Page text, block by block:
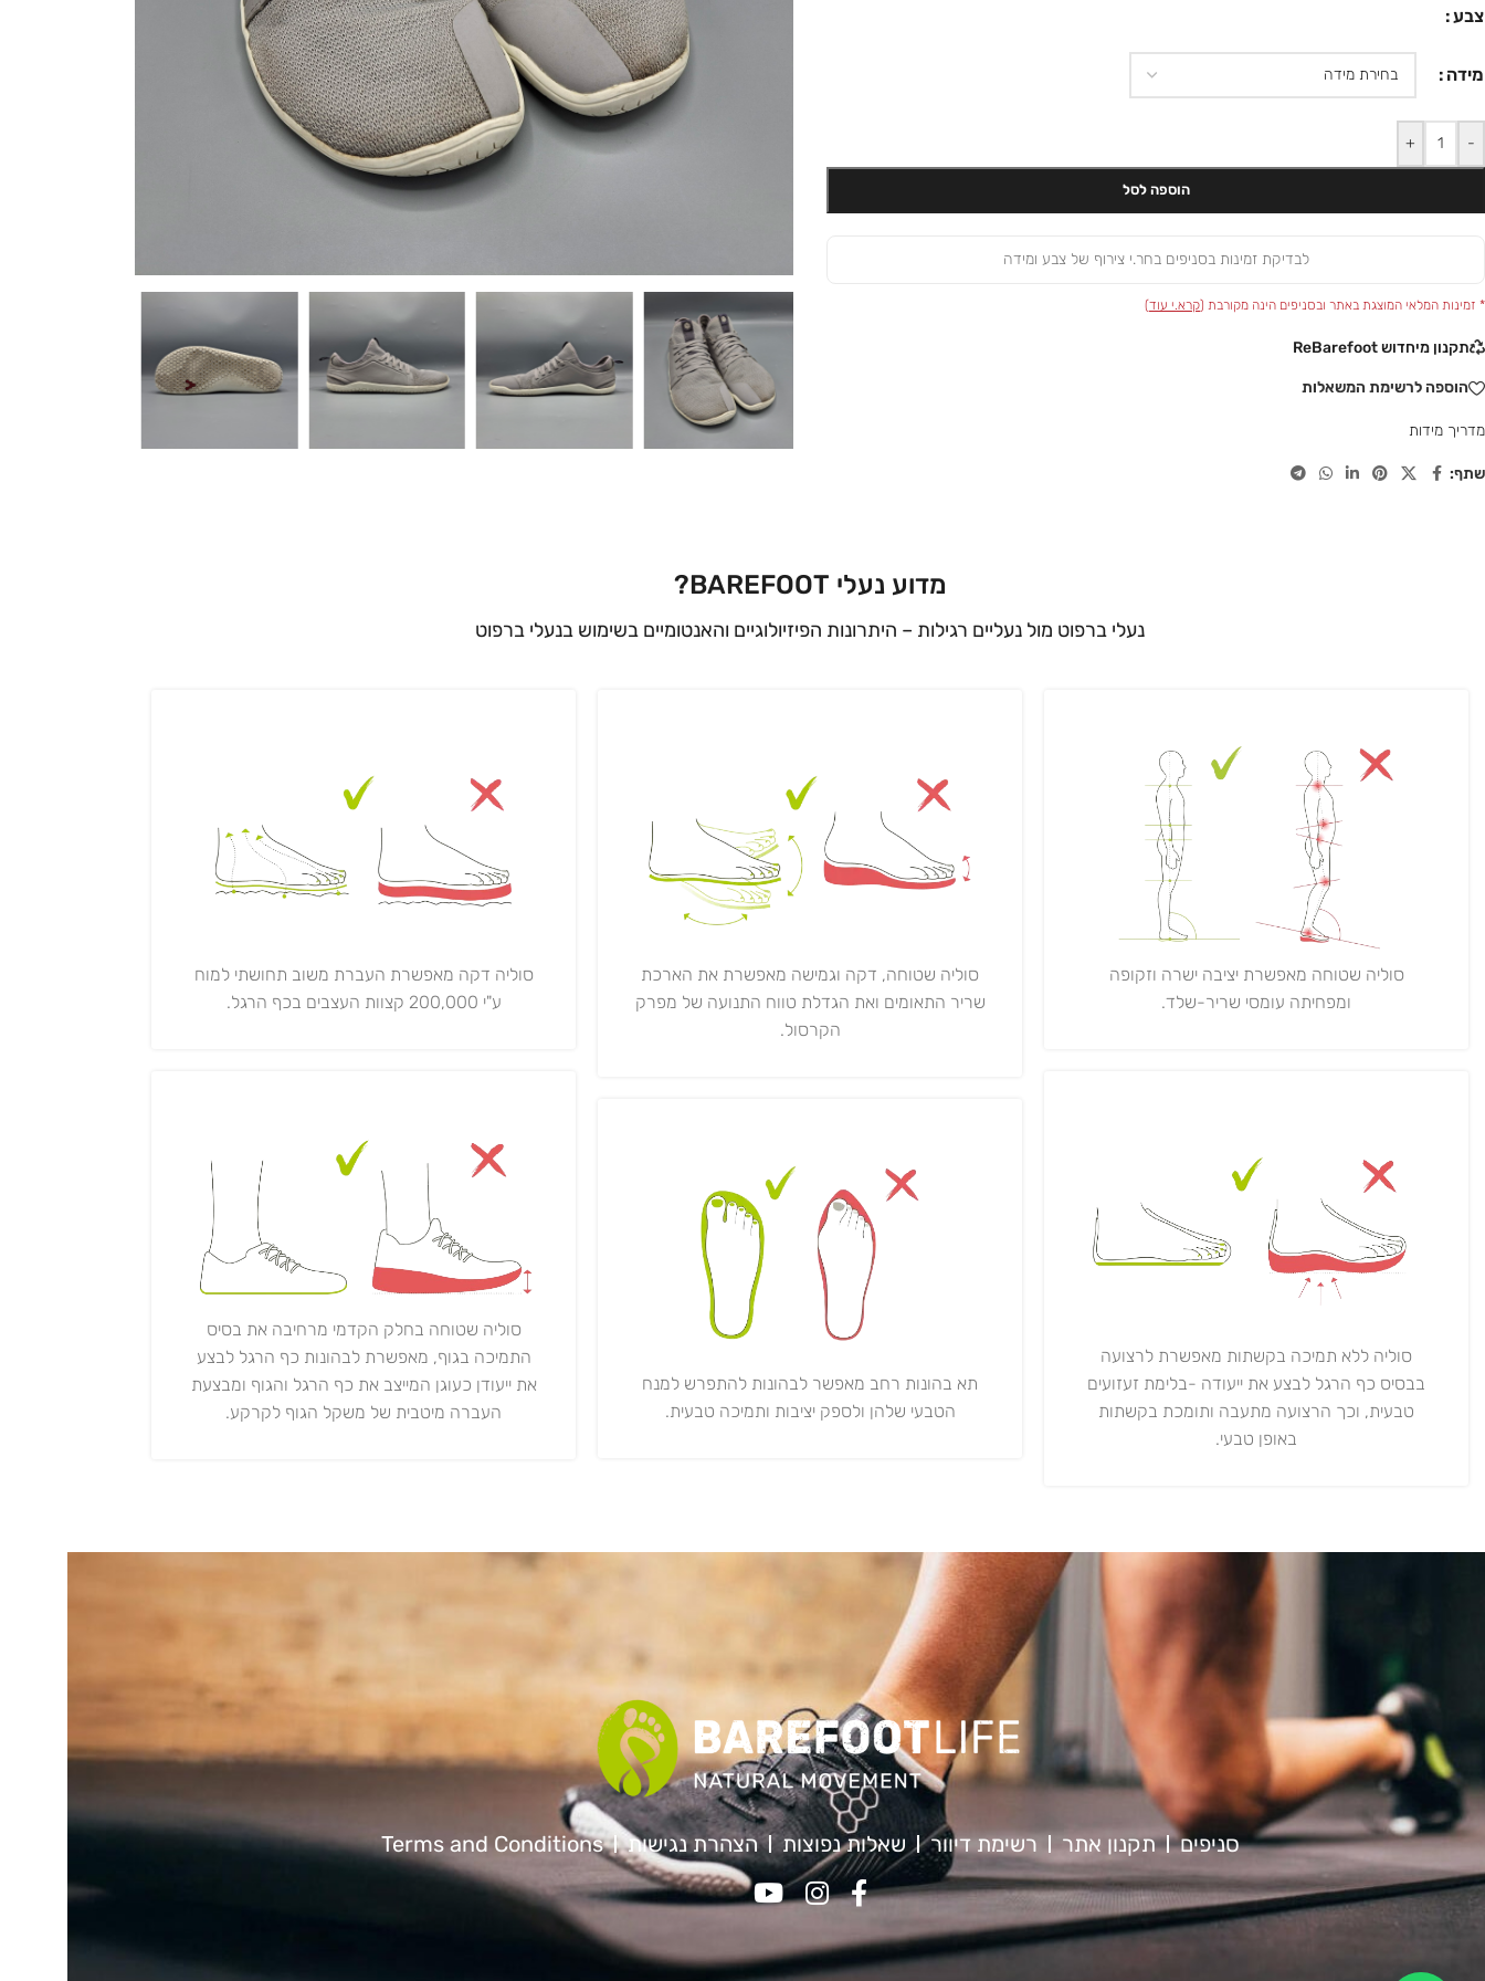
צבע
מידה
-
+
הוספה לסל
לבדיקת זמינות בסניפים בחר.י צירוף של צבע ומידה
* זמינות המלאי המוצגת באתר ובסניפים הינה מקורבת (קרא.י עוד)
תקנון מיחדוש ReBarefoot
הוספה לרשימת המשאלות
מדריך מידות
שתף:
מדוע נעלי BAREFOOT?
נעלי ברפוט מול נעליים רגילות – היתרונות הפיזיולוגיים והאנטומיים בשימוש בנעלי ברפוט
סוליה שטוחה מאפשרת יציבה ישרה וזקופה
ומפחיתה עומסי שריר-שלד.
סוליה ללא תמיכה בקשתות מאפשרת לרצועה
בבסיס כף הרגל לבצע את ייעודה -בלימת זעזועים
טבעית, וכך הרצועה מתעבה ותומכת בקשתות
באופן טבעי.
סוליה שטוחה, דקה וגמישה מאפשרת את הארכת
שריר התאומים ואת הגדלת טווח התנועה של מפרק
הקרסול.
תא בהונות רחב מאפשר לבהונות להתפרש למנח
הטבעי שלהן ולספק יציבות ותמיכה טבעית.
סוליה דקה מאפשרת העברת משוב תחושתי למוח
ע"י 200,000 קצוות העצבים בכף הרגל.
סוליה שטוחה בחלק הקדמי מרחיבה את בסיס
התמיכה בגוף, מאפשרת לבהונות כף הרגל לבצע
את ייעודן כעוגן המייצב את כף הרגל והגוף ומבצעת
העברה מיטבית של משקל הגוף לקרקע.
סניפים תקנון אתר רשימת דיוור שאלות נפוצות הצהרת נגישות Terms and Conditions